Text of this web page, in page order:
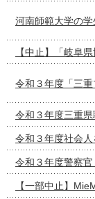
河南師範大学の
【中止】「岐阜
令和３年度「三
令和３年度三重
令和３年度社会
令和３年度警察
【一部中止】